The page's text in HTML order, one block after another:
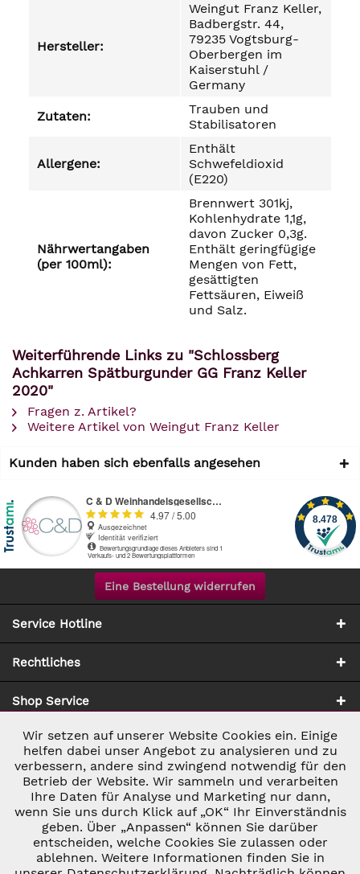
Hersteller:
Weingut Franz Keller,
Badbergstr. 44,
79235 Vogtsburg-
Oberbergen im
Kaiserstuhl /
Germany
Zutaten:
Trauben und
Stabilisatoren
Allergene:
Enthält
Schwefeldioxid
(E220)
Nährwertangaben
(per 100ml):
Brennwert 301kj,
Kohlenhydrate 1,1g,
davon Zucker 0,3g.
Enthält geringfügige
Mengen von Fett,
gesättigten
Fettsäuren, Eiweiß
und Salz.
Weiterführende Links zu "Schlossberg
Achkarren Spätburgunder GG Franz Keller
2020"
Fragen z. Artikel?
Weitere Artikel von Weingut Franz Keller
Kunden haben sich ebenfalls angesehen
Eine Bestellung widerrufen
Service Hotline
Rechtliches
Shop Service
Zahlung & Versand
* ALLE PREISE INKL. GESETZL. UMSATZSTEUER ZZGL.
VERSANDKOSTEN UND GGF. NACHNAHMEGEBÜHREN, WENN NICHT
Notwendig Aktiv
Marketing Inaktiv
Tracking Inaktiv
Wir setzen auf unserer Website Cookies ein. Einige
helfen dabei unser Angebot zu analysieren und zu
verbessern, andere sind zwingend notwendig für den
Betrieb der Website. Wir sammeln und verarbeiten
Ihre Daten für Analyse und Marketing nur dann,
wenn Sie uns durch Klick auf „OK“ Ihr Einverständnis
geben. Über „Anpassen“ können Sie darüber
entscheiden, welche Cookies Sie zulassen oder
ablehnen. Weitere Informationen finden Sie in